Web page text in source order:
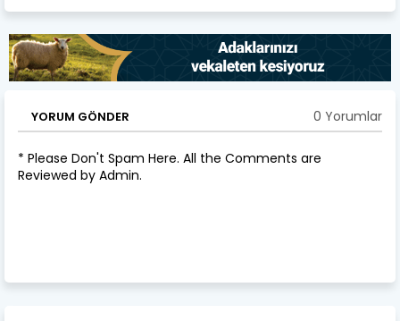
YORUM GÖNDER 0 Yorumlar
* Please Don't Spam Here. All the Comments are
Reviewed by Admin.